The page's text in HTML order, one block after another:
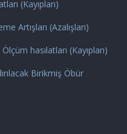
(Kayıpları)
Artışları (Azalışları)
hasılatları (Kayıpları)
Birikmiş Öbür